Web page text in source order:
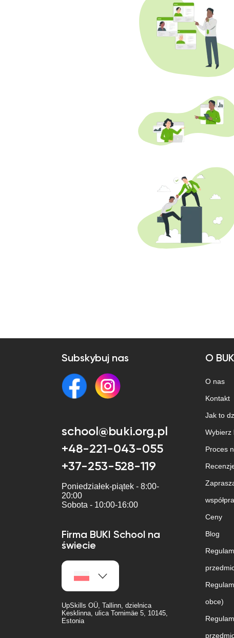
Subskybuj nas
school@buki.org.pl
+48-221-043-055
+37-253-528-119
Poniedziałek-piątek - 8:00-
20:00
Sobota - 10:00-16:00
Firma BUKI School na
świecie
UpSkills OÜ, Tallinn, dzielnica
Kesklinna, ulica Tornimäe 5, 10145,
Estonia
O
O nas
Kontakt
Jak to
Wybierz
Proces
Ceny
Blog
obce)